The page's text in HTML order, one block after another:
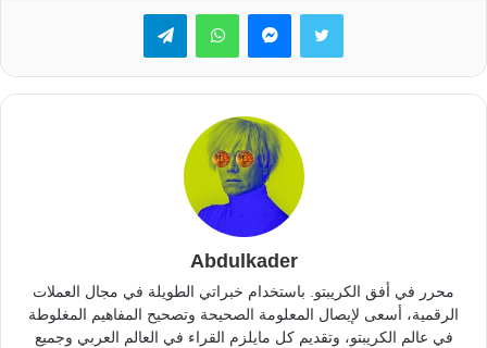
تويتر ماسنجرواتساب تيلقرام
Abdulkader
محرر في أفق الكريبتو. باستخدام خبراتي الطويلة في مجال العملات
الرقمية، أسعى لإيصال المعلومة الصحيحة وتصحيح المفاهيم المغلوطة
في عالم الكريبتو، وتقديم كل مايلزم القراء في العالم العربي وجميع